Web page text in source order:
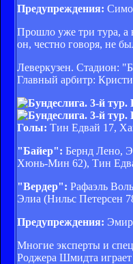
Предупреждения:
Прошло уже три тура, а
он, честно говоря, не
Леверкузен. Стадион:
Главный арбитр:
Голы: Тин Едвай 17,
"Байер": Бернд Лено,
Хюнь-Мин 62), Тин
"Вердер": Рафаэль
Элиа (Нильс Петерсен
Предупреждения: Эмир
Многие эксперты и
Роджера Шмидта